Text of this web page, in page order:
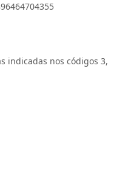
indicadas nos códigos 3,